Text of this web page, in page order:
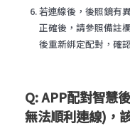
若連線後，後照鏡有
正確後，請參照備註
後重新綁定配對，確
Q: APP配對智慧
無法順利連線)，